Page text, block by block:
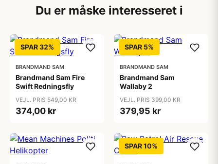
Du er måske interesseret i
SPAR 32%
BRANDMAND SAM
Brandmand Sam Fire
Swift Redningsfly
VEJL. PRIS 549,00 KR
374,00 kr
SPAR 5%
BRANDMAND SAM
Brandmand Sam
Wallaby 2
VEJL. PRIS 399,00 KR
379,95 kr
SPAR 10%